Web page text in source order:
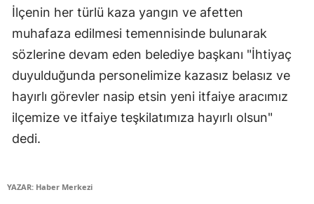
Yalova
Karabük
Kilis
Osmaniye
İlçenin her türlü kaza yangın ve afetten
muhafaza edilmesi temennisinde bulunarak
sözlerine devam eden belediye başkanı "İhtiyaç
duyulduğunda personelimize kazasız belasız ve
hayırlı görevler nasip etsin yeni itfaiye aracımız
ilçemize ve itfaiye teşkilatımıza hayırlı olsun"
dedi.
YAZAR: Haber Merkezi